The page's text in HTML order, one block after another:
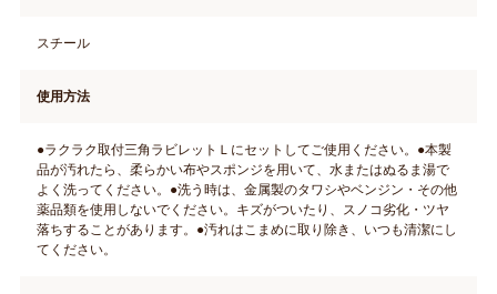
スチール
使用方法
●ラクラク取付三角ラビレットＬにセットしてご使用ください。●本製
品が汚れたら、柔らかい布やスポンジを用いて、水またはぬるま湯で
よく洗ってください。●洗う時は、金属製のタワシやベンジン・その他
薬品類を使用しないでください。キズがついたり、スノコ劣化・ツヤ
落ちすることがあります。●汚れはこまめに取り除き、いつも清潔にし
てください。